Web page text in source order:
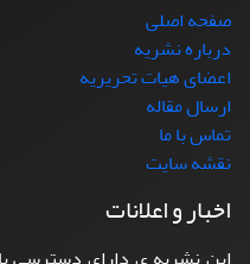
صفحه اصلی
درباره نشریه
اعضای هیات تحریریه
ارسال مقاله
تماس با ما
نقشه سایت
اخبار و اعلانات